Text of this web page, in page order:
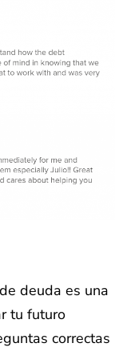
deuda es una
tu futuro
correctas